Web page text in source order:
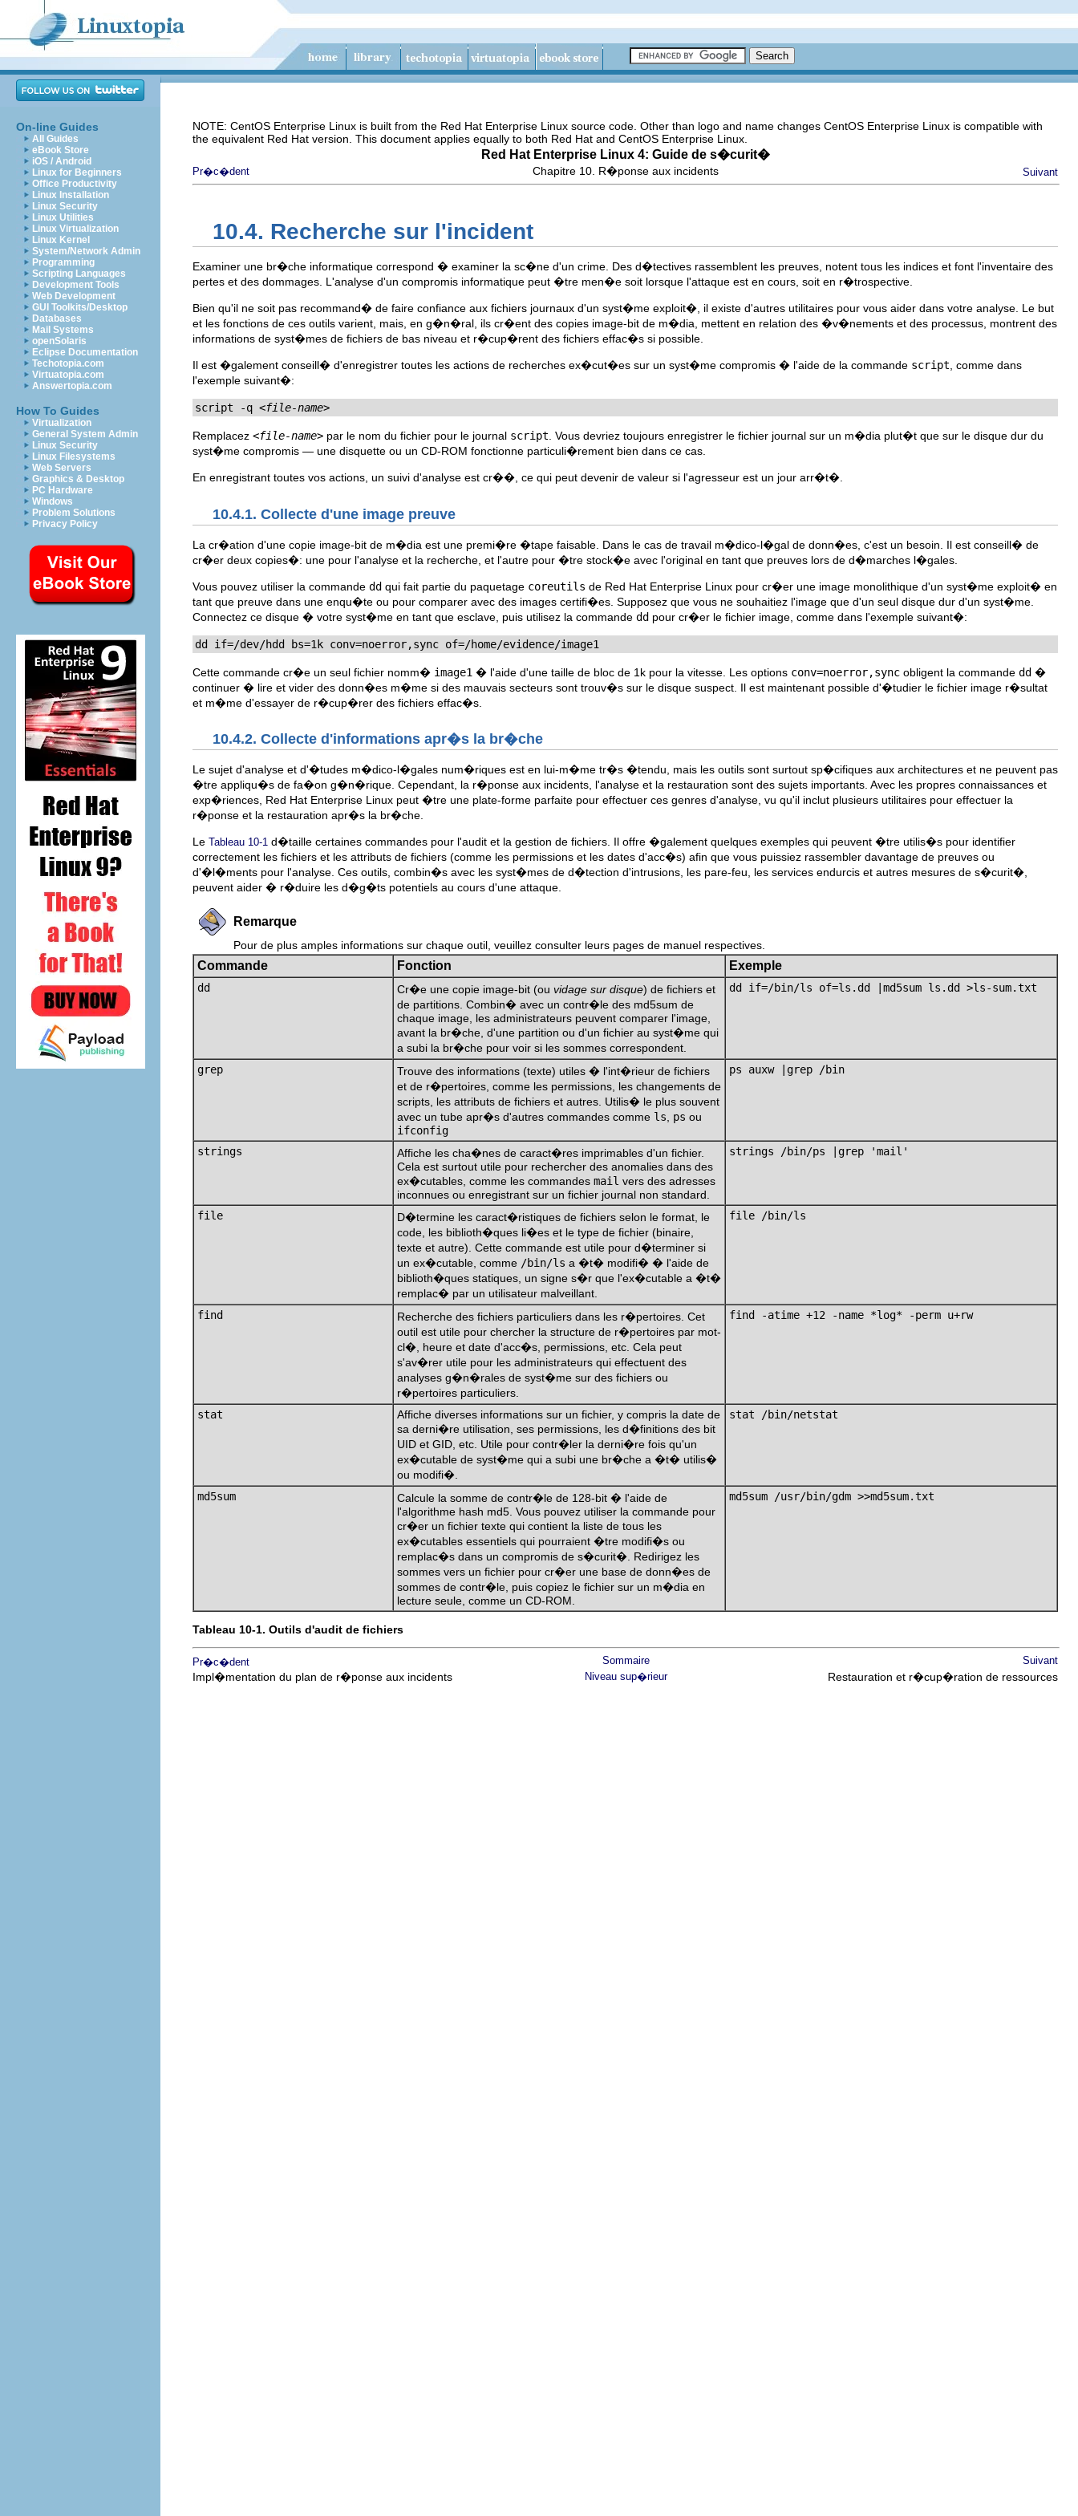
On-line Guides
All Guides
eBook Store
iOS / Android
Linux for Beginners
Office Productivity
Linux Installation
Linux Security
Linux Utilities
Linux Virtualization
Linux Kernel
System/Network Admin
Programming
Scripting Languages
Development Tools
Web Development
GUI Toolkits/Desktop
Databases
Mail Systems
openSolaris
Eclipse Documentation
Techotopia.com
Virtuatopia.com
Answertopia.com
How To Guides
Virtualization
General System Admin
Linux Security
Linux Filesystems
Web Servers
Graphics & Desktop
PC Hardware
Windows
Problem Solutions
Privacy Policy
NOTE: CentOS Enterprise Linux is built from the Red Hat Enterprise Linux source code. Other than logo and name changes CentOS Enterprise Linux is compatible with
the equivalent Red Hat version. This document applies equally to both Red Hat and CentOS Enterprise Linux.
Red Hat Enterprise Linux 4: Guide de s�curit�
Pr�c�dent Chapitre 10. R�ponse aux incidents Suivant
10.4. Recherche sur l'incident
Examiner une br�che informatique correspond � examiner la sc�ne d'un crime. Des d�tectives rassemblent les preuves, notent tous les indices et font l'inventaire des
pertes et des dommages. L'analyse d'un compromis informatique peut �tre men�e soit lorsque l'attaque est en cours, soit en r�trospective.
Bien qu'il ne soit pas recommand� de faire confiance aux fichiers journaux d'un syst�me exploit�, il existe d'autres utilitaires pour vous aider dans votre analyse. Le but
et les fonctions de ces outils varient, mais, en g�n�ral, ils cr�ent des copies image-bit de m�dia, mettent en relation des �v�nements et des processus, montrent des
informations de syst�mes de fichiers de bas niveau et r�cup�rent des fichiers effac�s si possible.
Il est �galement conseill� d'enregistrer toutes les actions de recherches ex�cut�es sur un syst�me compromis � l'aide de la commande script , comme dans
l'exemple suivant�:
script -q <file-name>
Remplacez <file-name> par le nom du fichier pour le journal script . Vous devriez toujours enregistrer le fichier journal sur un m�dia plut�t que sur le disque dur du
syst�me compromis — une disquette ou un CD-ROM fonctionne particuli�rement bien dans ce cas.
En enregistrant toutes vos actions, un suivi d'analyse est cr��, ce qui peut devenir de valeur si l'agresseur est un jour arr�t�.
10.4.1. Collecte d'une image preuve
La cr�ation d'une copie image-bit de m�dia est une premi�re �tape faisable. Dans le cas de travail m�dico-l�gal de donn�es, c'est un besoin. Il est conseill� de
cr�er deux copies�: une pour l'analyse et la recherche, et l'autre pour �tre stock�e avec l'original en tant que preuves lors de d�marches l�gales.
Vous pouvez utiliser la commande dd qui fait partie du paquetage coreutils de Red Hat Enterprise Linux pour cr�er une image monolithique d'un syst�me exploit� en
tant que preuve dans une enqu�te ou pour comparer avec des images certifi�es. Supposez que vous ne souhaitiez l'image que d'un seul disque dur d'un syst�me.
Connectez ce disque � votre syst�me en tant que esclave, puis utilisez la commande dd pour cr�er le fichier image, comme dans l'exemple suivant�:
dd if=/dev/hdd bs=1k conv=noerror,sync of=/home/evidence/image1
Cette commande cr�e un seul fichier nomm� image1 � l'aide d'une taille de bloc de 1k pour la vitesse. Les options conv=noerror,sync obligent la commande dd �
continuer � lire et vider des donn�es m�me si des mauvais secteurs sont trouv�s sur le disque suspect. Il est maintenant possible d'�tudier le fichier image r�sultat
et m�me d'essayer de r�cup�rer des fichiers effac�s.
10.4.2. Collecte d'informations apr�s la br�che
Le sujet d'analyse et d'�tudes m�dico-l�gales num�riques est en lui-m�me tr�s �tendu, mais les outils sont surtout sp�cifiques aux architectures et ne peuvent pas
�tre appliqu�s de fa�on g�n�rique. Cependant, la r�ponse aux incidents, l'analyse et la restauration sont des sujets importants. Avec les propres connaissances et
exp�riences, Red Hat Enterprise Linux peut �tre une plate-forme parfaite pour effectuer ces genres d'analyse, vu qu'il inclut plusieurs utilitaires pour effectuer la
r�ponse et la restauration apr�s la br�che.
Le Tableau 10-1 d�taille certaines commandes pour l'audit et la gestion de fichiers. Il offre �galement quelques exemples qui peuvent �tre utilis�s pour identifier
correctement les fichiers et les attributs de fichiers (comme les permissions et les dates d'acc�s) afin que vous puissiez rassembler davantage de preuves ou
d'�l�ments pour l'analyse. Ces outils, combin�s avec les syst�mes de d�tection d'intrusions, les pare-feu, les services endurcis et autres mesures de s�curit�,
peuvent aider � r�duire les d�g�ts potentiels au cours d'une attaque.
Remarque
Pour de plus amples informations sur chaque outil, veuillez consulter leurs pages de manuel respectives.
Commande Fonction Exemple
dd Cr�e une copie image-bit (ou vidage sur disque) de fichiers et
de partitions. Combin� avec un contr�le des md5sum de
chaque image, les administrateurs peuvent comparer l'image,
avant la br�che, d'une partition ou d'un fichier au syst�me qui
a subi la br�che pour voir si les sommes correspondent.
dd if=/bin/ls of=ls.dd |md5sum ls.dd >ls-sum.txt
grep
Trouve des informations (texte) utiles � l'int�rieur de fichiers
et de r�pertoires, comme les permissions, les changements de
scripts, les attributs de fichiers et autres. Utilis� le plus souvent
avec un tube apr�s d'autres commandes comme ls ps ou
ifconfig
ps auxw |grep /bin
strings
Affiche les cha�nes de caract�res imprimables d'un fichier.
Cela est surtout utile pour rechercher des anomalies dans des
ex�cutables, comme les commandes mail vers des adresses
inconnues ou enregistrant sur un fichier journal non standard.
strings /bin/ps |grep 'mail'
file
D�termine les caract�ristiques de fichiers selon le format, le
code, les biblioth�ques li�es et le type de fichier (binaire,
texte et autre). Cette commande est utile pour d�terminer si
un ex�cutable, comme /bin/ls a �t� modifi� � l'aide de
biblioth�ques statiques, un signe s�r que l'ex�cutable a �t�
remplac� par un utilisateur malveillant.
file /bin/ls
find
Recherche des fichiers particuliers dans les r�pertoires. Cet
outil est utile pour chercher la structure de r�pertoires par mot-
cl�, heure et date d'acc�s, permissions, etc. Cela peut
s'av�rer utile pour les administrateurs qui effectuent des
analyses g�n�rales de syst�me sur des fichiers ou
r�pertoires particuliers.
find -atime +12 -name *log* -perm u+rw
stat
Affiche diverses informations sur un fichier, y compris la date de
sa derni�re utilisation, ses permissions, les d�finitions des bit
UID et GID, etc. Utile pour contr�ler la derni�re fois qu'un
ex�cutable de syst�me qui a subi une br�che a �t� utilis�
ou modifi�.
stat /bin/netstat
md5sum
Calcule la somme de contr�le de 128-bit � l'aide de
l'algorithme hash md5. Vous pouvez utiliser la commande pour
cr�er un fichier texte qui contient la liste de tous les
ex�cutables essentiels qui pourraient �tre modifi�s ou
remplac�s dans un compromis de s�curit�. Redirigez les
sommes vers un fichier pour cr�er une base de donn�es de
sommes de contr�le, puis copiez le fichier sur un m�dia en
lecture seule, comme un CD-ROM.
md5sum /usr/bin/gdm >>md5sum.txt
Tableau 10-1. Outils d'audit de fichiers
Pr�c�dent Sommaire Suivant
Impl�mentation du plan de r�ponse aux incidents Niveau sup�rieur Restauration et r�cup�ration de ressources